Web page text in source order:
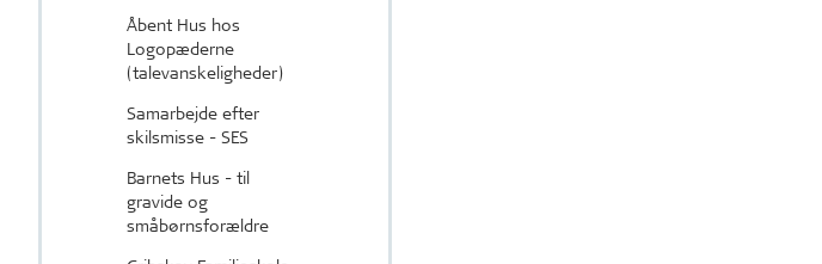
Åbent Hus hos
Logopæderne
(talevanskeligheder)
Samarbejde efter
skilsmisse - SES
Barnets Hus - til
gravide og
småbørnsforældre